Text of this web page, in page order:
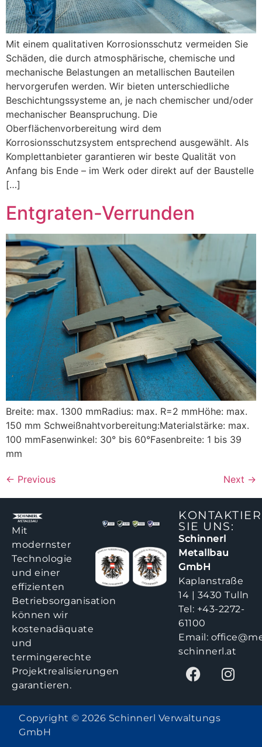
Mit einem qualitativen Korrosionsschutz vermeiden Sie
Schäden, die durch atmosphärische, chemische und
mechanische Belastungen an metallischen Bauteilen
hervorgerufen werden. Wir bieten unterschiedliche
Beschichtungssysteme an, je nach chemischer und/oder
mechanischer Beanspruchung. Die
Oberflächenvorbereitung wird dem
Korrosionsschutzsystem entsprechend ausgewählt. Als
Komplettanbieter garantieren wir beste Qualität von
Anfang bis Ende – im Werk oder direkt auf der Baustelle
[…]
Entgraten-Verrunden
Breite: max. 1300 mmRadius: max. R=2 mmHöhe: max.
150 mm Schweißnahtvorbereitung:Materialstärke: max.
100 mmFasenwinkel: 30° bis 60°Fasenbreite: 1 bis 39
mm
← Previous Next →
Mit
modernster
Technologie
und einer
effizienten
Betriebsorganisation
können wir
kostenadäquate
und
termingerechte
Projektrealisierungen
garantieren.
SIE UNS:
Schinnerl
Metallbau
GmbH
Kaplanstraße
14 | 3430 Tulln
Tel: +43-2272-
61100
Email:
schinnerl.at
Copyright © 2026 Schinnerl Verwaltungs
GmbH